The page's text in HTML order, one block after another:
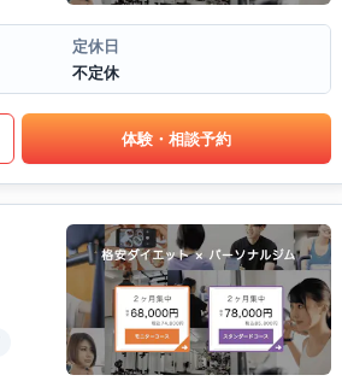
定休日
不定休
体験・相談予約